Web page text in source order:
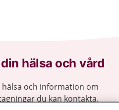
hälsa och vård
hälsa och information om
du kan kontakta.